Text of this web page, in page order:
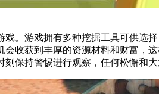
游戏拥有多种挖掘工具可供选
收获到丰厚的资源材料和财富
保持警惕进行观察，任何松懈和